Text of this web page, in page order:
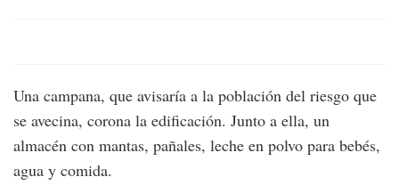
Una campana, que avisaría a la población del riesgo que
se avecina, corona la edificación. Junto a ella, un
almacén con mantas, pañales, leche en polvo para bebés,
agua y comida.